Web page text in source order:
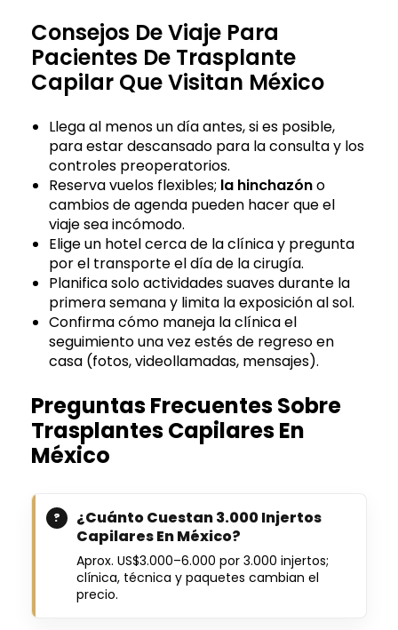
Consejos De Viaje Para
Pacientes De Trasplante
Capilar Que Visitan México
Llega al menos un día antes, si es posible,
para estar descansado para la consulta y los
controles preoperatorios.
Reserva vuelos flexibles; la hinchazóno
cambios de agenda pueden hacer que el
viaje sea incómodo.
Elige un hotel cerca de la clínica y pregunta
por el transporte el día de la cirugía.
Planifica solo actividades suaves durante la
primera semana y limita la exposición al sol.
Confirma cómo maneja la clínica el
seguimiento una vez estés de regreso en
casa (fotos, videollamadas, mensajes).
Preguntas Frecuentes Sobre
Trasplantes Capilares En
México
¿Cuánto Cuestan 3.000 Injertos
Capilares En México?
Aprox. US$3.000–6.000 por 3.000 injertos;
clínica, técnica y paquetes cambian el
precio.